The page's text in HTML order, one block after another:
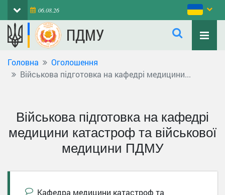
06.08.26
ПДМУ
Головна
Оголошення
Військова підготовка на кафедрі медицини...
Військова підготовка на кафедрі
медицини катастроф та військової
медицини ПДМУ
Кафедра медицини катастроф та